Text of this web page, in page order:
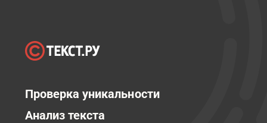
Проверка уникальности
Анализ текста